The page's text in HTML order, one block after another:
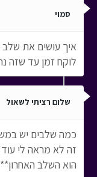
סמוי
לוקח זמן עד שזה
שלום רציתי לשאול
כמה שלבים יש
הוא השלב האחרון**